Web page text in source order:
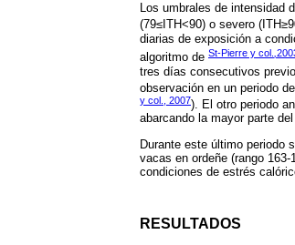
Los umbrales de intensidad
(79≤ITH<90) o severo
diarias de exposición a
algoritmo de St-Pierre y col.
tres días consecutivos
observación en un periodo
y col., 2007). El otro periodo
abarcando la mayor parte
Durante este último periodo
vacas en ordeñe (rango
condiciones de estrés
RESULTADOS